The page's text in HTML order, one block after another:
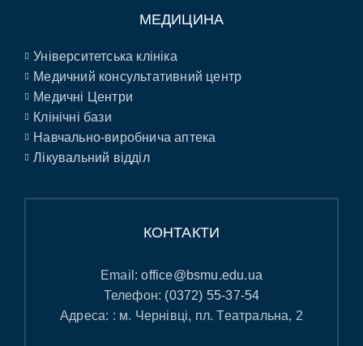
МЕДИЦИНА
Університетська клініка
Медичний консультативний центр
Медичні Центри
Клінічні бази
Навчально-виробнича аптека
Лікувальний відділ
КОНТАКТИ
Email:office@bsmu.edu.ua
Телефон: (0372) 55-37-54
Адреса: : м. Чернівці, пл. Театральна, 2